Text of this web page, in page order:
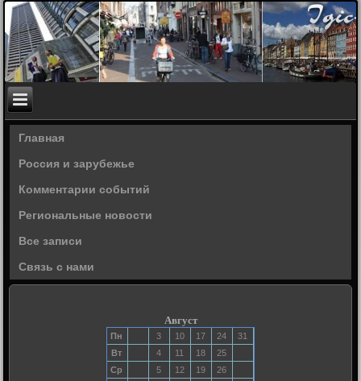
Главная
Россия и зарубежье
Комментарии событий
Региональные новости
Все записи
Связь с нами
Август
Пн 3 10 17 24
31
Вт
4 11 18
25
Ср
5 12 19
26